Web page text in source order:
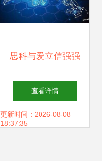
思科与爱立信强强
联手，共推物联网
网络新蓝图
查看详情
更新时间：2026-08-08
18:37:35